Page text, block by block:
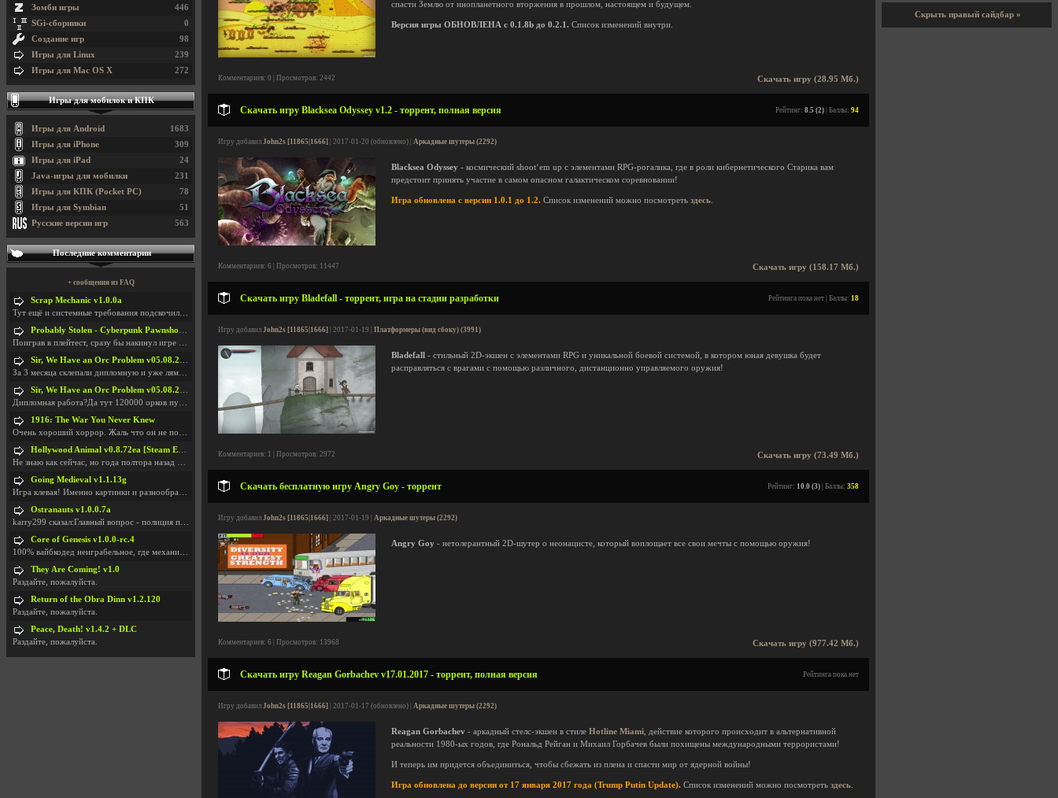
спасти Землю от инопланетного вторжения в прошлом, настоящем и будущем.
Версия игры ОБНОВЛЕНА с 0.1.8b до 0.2.1. Список изменений внутри.
Скачать игру (28.95 Мб.)
Комментариев: 0 | Просмотров: 2442
Скачать игру Blacksea Odyssey v1.2 - торрент, полная версия Рейтинг: 8.5 (2) | Баллы: 94
Игру добавил John2s [11865|1666] | 2017-01-20 (обновлено) | Аркадные шутеры (2292)
Blacksea Odyssey - космический shoot‘em up с элементами RPG-рогалика, где в роли кибернетического Старика вам
предстоит принять участие в самом опасном галактическом соревновании!
Игра обновлена с версии 1.0.1 до 1.2. Список изменений можно посмотреть здесь
Скачать игру (158.17 Мб.)
Комментариев: 6 | Просмотров: 11447
Скачать игру Bladefall - торрент, игра на стадии разработки Рейтинга пока нет | Баллы: 18
Игру добавил John2s [11865|1666] | 2017-01-19 | Платформеры (вид сбоку) (3991)
Bladefall - стильный 2D-экшен с элементами RPG и уникальной боевой системой, в котором юная девушка будет
расправляться с врагами с помощью различного, дистанционно управляемого оружия!
Скачать игру (73.49 Мб.)
Комментариев: 1 | Просмотров: 2972
Скачать бесплатную игру Angry Goy - торрент Рейтинг: 10.0 (3) | Баллы: 358
Игру добавил John2s [11865|1666] | 2017-01-19 | Аркадные шутеры (2292)
Angry Goy - нетолерантный 2D-шутер о неонацисте, который воплощает все свои мечты с помощью оружия!
Скачать игру (977.42 Мб.)
Комментариев: 6 | Просмотров: 13968
Скачать игру Reagan Gorbachev v17.01.2017 - торрент, полная версия Рейтинга пока нет
Игру добавил John2s [11865|1666] | 2017-01-17 (обновлено) | Аркадные шутеры (2292)
Reagan Gorbachev - аркадный стелс-экшен в стиле Hotline Miami , действие которого происходит в альтернативной
реальности 1980-ых годов, где Рональд Рейган и Михаил Горбачев были похищены международными террористами!
И теперь им придется объединиться, чтобы сбежать из плена и спасти мир от ядерной войны!
Игра обновлена до версии от 17 января 2017 года (Trump Putin Update). Список изменений можно посмотреть здесь
446
Зомби игры
0
SGi-сборники
98
Создание игр
239
Игры для Linux
272
Игры для Mac OS X
Игры для мобилок и КПК
1683
Игры для Android
309
Игры для iPhone
24
Игры для iPad
231
Java-игры для мобилки
78
Игры для КПК (Pocket PC)
51
Игры для Symbian
563
Русские версии игр
Последние комментарии
+ сообщения из FAQ
Scrap Mechanic v1.0.0a
Тут ещё и системные требования подскочили. Если не
Probably Stolen - Cyberpunk Pawnshop Simulator v048c [Playtest]
Поиграв в плейтест, сразу бы накинул игре наивысши
Sir, We Have an Orc Problem v05.08.2026
За 3 месяца склепали дипломную и уже лям двести ба
Sir, We Have an Orc Problem v05.08.2026
Дипломная работа?Да тут 120000 орков путь выбирают
1916: The War You Never Knew
Очень хороший хоррор. Жаль что он не получил должн
Hollywood Animal v0.8.72ea [Steam Early Access]
Не знаю как сейчас, но года полтора назад игра был
Going Medieval v1.1.13g
Игра клевая! Именно картинки и разнообразия в стро
Ostranauts v1.0.0.7a
karry299 сказал:Главный вопрос - полиция по-прежне
Core of Genesis v1.0.0-rc.4
100% вайбкодед неиграбельное, где механики знает т
They Are Coming! v1.0
Раздайте, пожалуйста.
Return of the Obra Dinn v1.2.120
Раздайте, пожалуйста.
Peace, Death! v1.4.2 + DLC
Раздайте, пожалуйста.
Скрыть правый сайдбар »